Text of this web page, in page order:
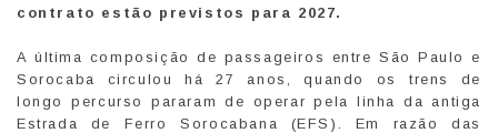
contrato estão previstos para 2027.
A última composição de passageiros entre São Paulo e
Sorocaba circulou há 27 anos, quando os trens de
longo percurso pararam de operar pela linha da antiga
Estrada de Ferro Sorocabana (EFS). Em razão das